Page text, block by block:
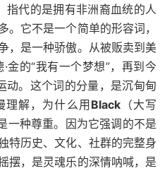
指代的是拥有非洲裔血统的人
它不是一个简单的形容词，
，是一种骄傲。从被贩卖到美
金的“我有一个梦想”，再到今
动。这个词的分量，是沉甸甸
理解，为什么用 Black（大写
一种尊重。因为它强调的不是
特历史、文化、社群的完整身
摆，是灵魂乐的深情呐喊，是